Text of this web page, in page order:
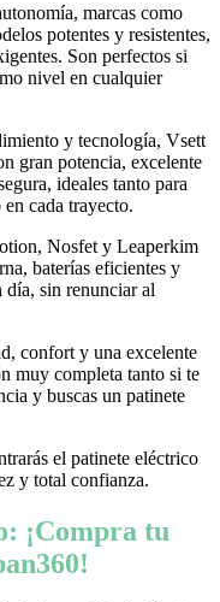
marcas como
potentes y resistentes,
Son perfectos si
nivel en cualquier
y tecnología, Vsett
gran potencia, excelente
ideales tanto para
cada trayecto.
Nosfet y Leaperkim
baterías eficientes y
día, sin renunciar al
confort y una excelente
muy completa tanto si te
y buscas un patinete
el patinete eléctrico
y total confianza.
¡Compra tu